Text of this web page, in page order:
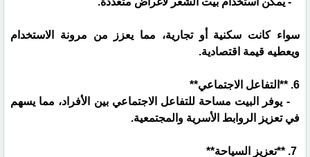
سواء كانت سكنية أو تجارية، مما يعزز من مرونة الاستخدام
ويعطيه قيمة اقتصادية.
6. **التفاعل الاجتماعي**
- يوفر البيت مساحة للتفاعل الاجتماعي بين الأفراد، مما يسهم
في تعزيز الروابط الأسرية والمجتمعية.